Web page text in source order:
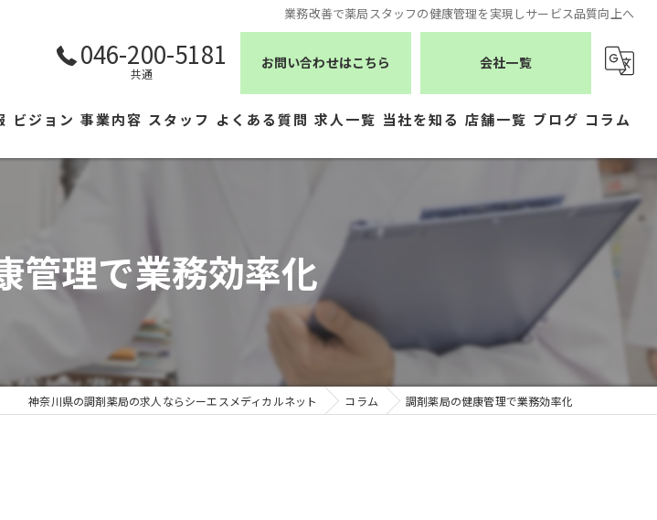
業務改善で薬局スタッフの健康管理を実現しサービス品質向上へ
046-200-5181
共通
お問い合わせはこちら 会社一覧
ビジョン 事業内容 スタッフ よくある質問 求人一覧 当社を知る
医療事務
パート
店舗一覧
シーエスメディカルネット
株式会社ジェムス
有限会社トレーフル
ブログ コラム
管理で業務効率化
神奈川県の調剤薬局の求人ならシーエスメディカルネット コラム 調剤薬局の健康管理で業務効率化